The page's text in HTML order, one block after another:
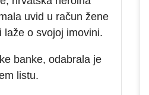
uvid u račun žene
laže o svojoj imovini.
banke, odabrala je
listu.